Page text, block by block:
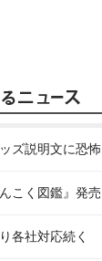
ズ説明文に恐怖
こく図鑑』発売
各社対応続く